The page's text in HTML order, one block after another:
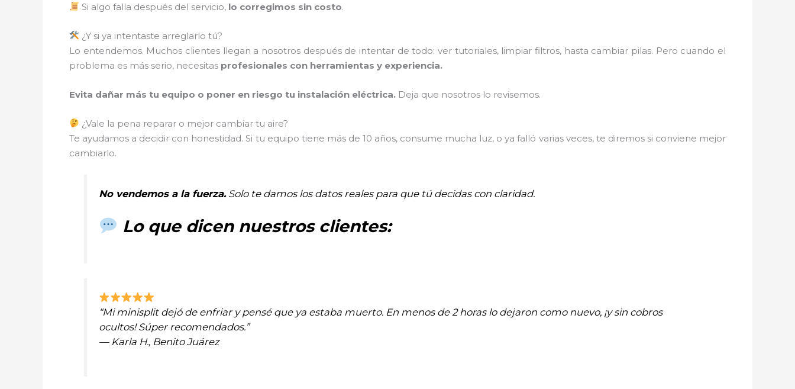
Si algo falla después del servicio, lo corregimos sin costo.
¿Y si ya intentaste arreglarlo tú?
Lo entendemos. Muchos clientes llegan a nosotros después de intentar de todo: ver tutoriales, limpiar filtros, hasta cambiar pilas. Pero cuando el
problema es más serio, necesitas profesionales con herramientas y experiencia.
Evita dañar más tu equipo o poner en riesgo tu instalación eléctrica. Deja que nosotros lo revisemos.
¿Vale la pena reparar o mejor cambiar tu aire?
Te ayudamos a decidir con honestidad. Si tu equipo tiene más de 10 años, consume mucha luz, o ya falló varias veces, te diremos si conviene mejor
cambiarlo.
No vendemos a la fuerza.Solo te damos los datos reales para que tú decidas con claridad.
Lo que dicen nuestros clientes:
“Mi minisplit dejó de enfriar y pensé que ya estaba muerto. En menos de 2 horas lo dejaron como nuevo, ¡y sin cobros
ocultos! Súper recomendados.”
— Karla H., Benito Juárez